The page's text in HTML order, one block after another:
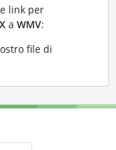
link per
a WMV:
file di